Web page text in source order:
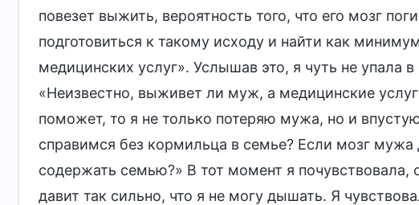
повезет выжить, вероятность того, что его мозг
подготовиться к такому исходу и найти как
медицинских услуг». Услышав это, я чуть не упала
«Неизвестно, выживет ли муж, а медицинские
поможет, то я не только потеряю мужа, но и
справимся без кормильца в семье? Если мозг мужа
содержать семью?» В тот момент я почувствовала,
давит так сильно, что я не могу дышать. Я